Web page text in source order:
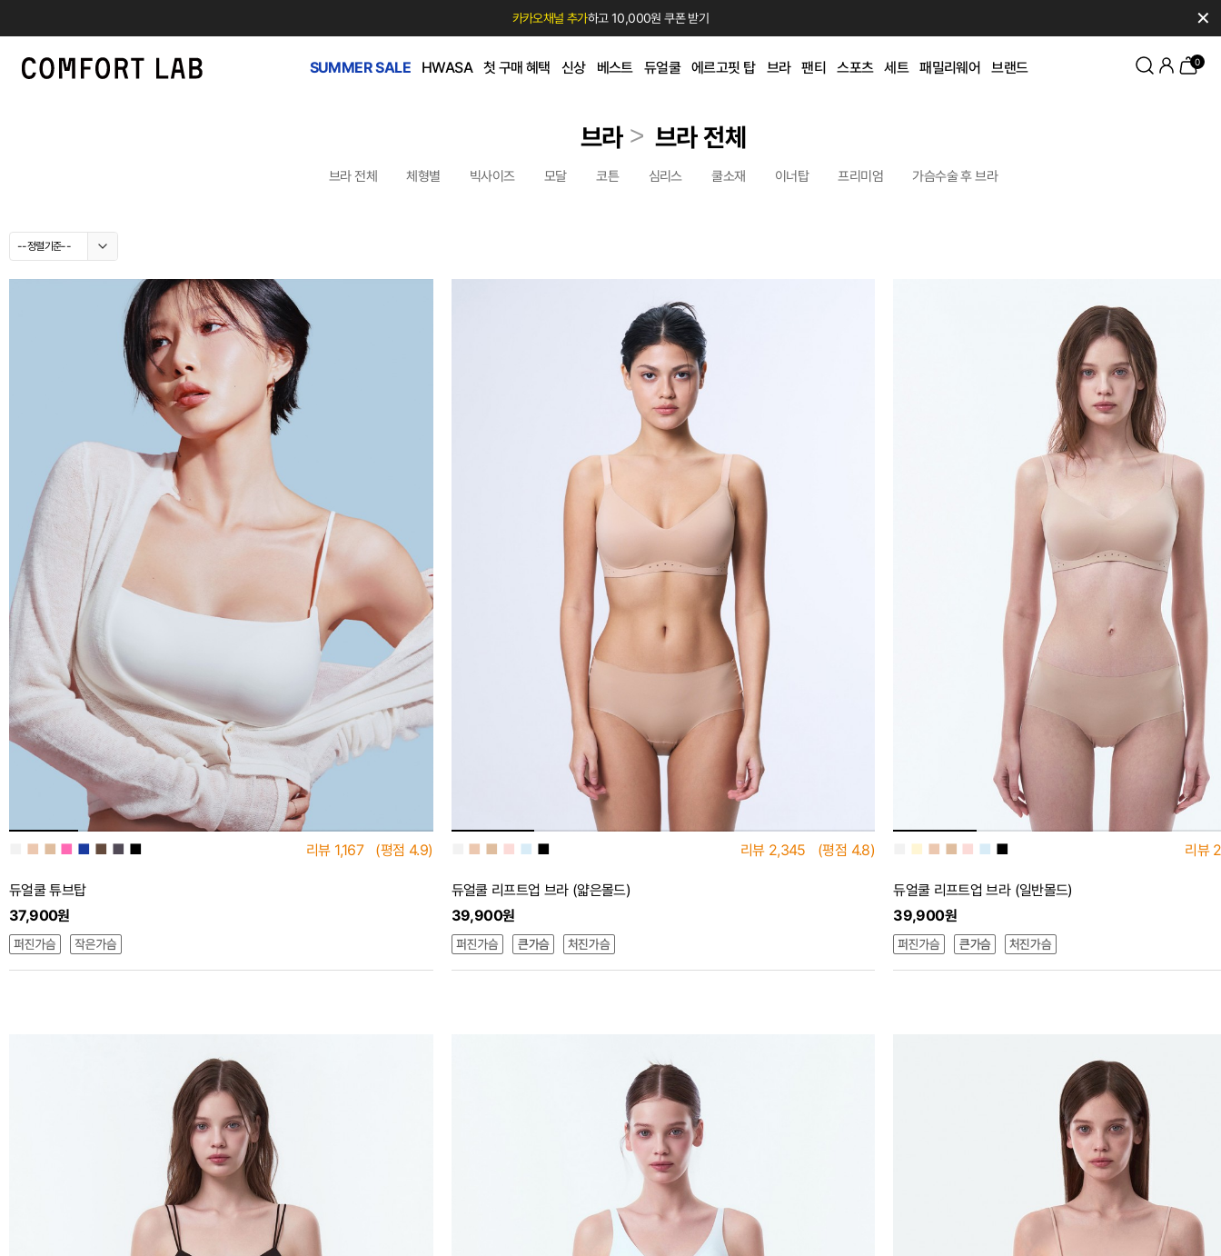
카카오채널 추가하고 10,000원 쿠폰 받기 ✕
SUMMER SALE HWASA 첫 구매 혜택 신상 베스트 듀얼쿨 에르고핏 탑 브라 팬티 스포츠 세트 패밀리웨어 브랜드 0
브라 > 브라 전체
브라 전체 체형별 빅사이즈 모달 코튼 심리스 쿨소재 이너탑 프리미엄 가슴수술 후 브라
--정렬기준--
■ ■ ■ ■ ■ ■ ■ 리뷰 1,167 (평점 4.9)
듀얼쿨 튜브탑
37,900원
■ ■ ■ ■ ■ 리뷰 2,345 (평점 4.8)
듀얼쿨 리프트업 브라 (얇은몰드)
39,900원
■ ■ ■ ■ ■ ■ 리뷰
듀얼쿨 리프트업 브라 (일반몰드)
39,900원